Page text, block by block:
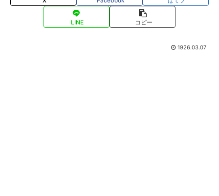
LINE コピー
1926.03.07